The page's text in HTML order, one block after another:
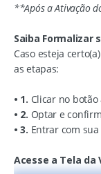
**Após a Ativação
Saiba Formalizar
Caso esteja
as etapas:
• 1. Clicar no
• 2. Optar e
• 3. Entrar com sua
Acesse a Tela da